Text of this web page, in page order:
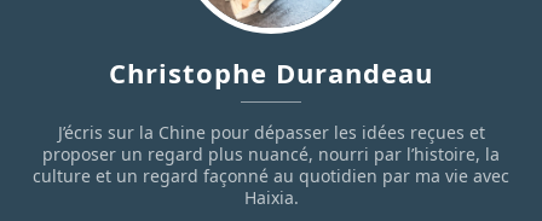
Christophe Durandeau
J’écris sur la Chine pour dépasser les idées reçues et
proposer un regard plus nuancé, nourri par l’histoire, la
culture et un regard façonné au quotidien par ma vie avec
Haixia.